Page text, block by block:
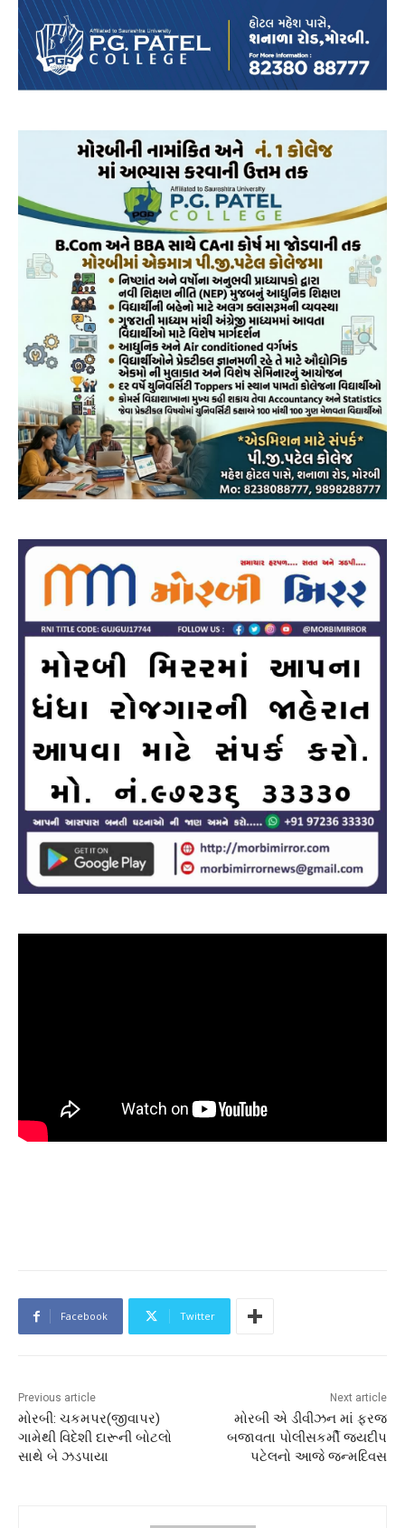
Facebook Twitter
Previous article
મોરબી: ચકમપર(જીવાપર)
ગામેથી વિદેશી દારૂની બોટલો
સાથે બે ઝડપાયા
Next article
મોરબી એ ડીવીઝન માં ફરજ
બજાવતા પોલીસકર્મી જયદીપ
પટેલનો આજે જન્મદિવસ